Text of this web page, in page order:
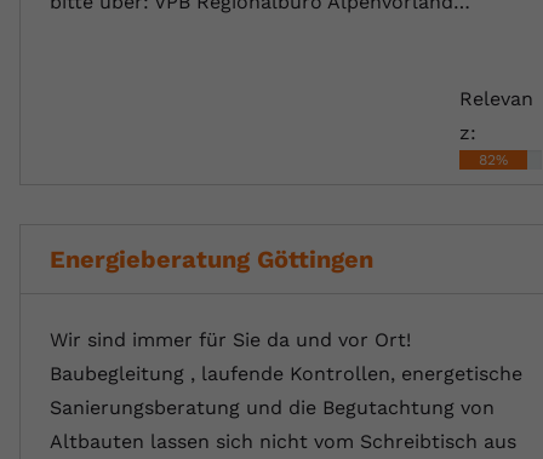
Relevan
z:
82%
Energieberatung Göttingen
Wir sind immer für Sie da und vor Ort!
Baubegleitung , laufende Kontrollen, energetische
Sanierungsberatung und die Begutachtung von
Altbauten lassen sich nicht vom Schreibtisch aus